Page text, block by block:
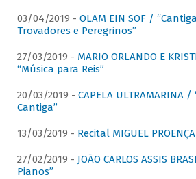
03/04/2019 - OLAM EIN SOF /
Trovadores e Peregrinos”
27/03/2019 - MARIO ORLANDO E
“Música para Reis”
20/03/2019 - CAPELA ULTRAMARINA
Cantiga”
13/03/2019 - Recital MIGUEL PROENÇA
27/02/2019 - JOÃO CARLOS ASSIS
Pianos”